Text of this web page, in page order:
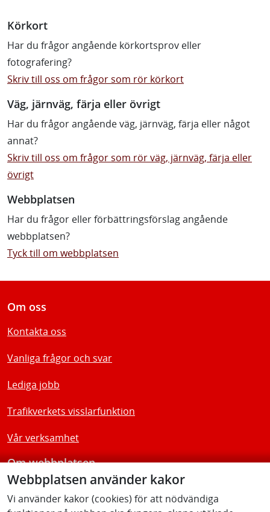
Webbplatsen använder kakor
Vi använder kakor (cookies) för att nödvändiga
Körkort
Har du frågor angående körkortsprov eller
fotografering?
Skriv till oss om frågor som rör körkort
Väg, järnväg, färja eller övrigt
Har du frågor angående väg, järnväg, färja eller något
annat?
Skriv till oss om frågor som rör väg, järnväg, färja eller
övrigt
Webbplatsen
Har du frågor eller förbättringsförslag angående
webbplatsen?
Tyck till om webbplatsen
Om oss
Kontakta oss
Vanliga frågor och svar
Lediga jobb
Trafikverkets visslarfunktion
Vår verksamhet
Om webbplatsen
Tillgänglighetsredogörelse